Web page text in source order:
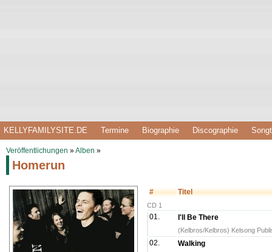
KELLYFAMILYSITE.DE Termine Biographie Discographie
Veröffentlichungen »Alben »
Homerun
# Titel
CD 1
01. I'll Be There
(Kelbros/Kelbros) Kelsong
02. Walking